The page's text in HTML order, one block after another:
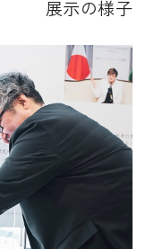
展示の様子